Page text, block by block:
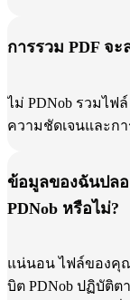
การรวม PDF จ
ไม่ PDNob รวมไฟ
ความชัดเจนและก
ข้อมูลของฉันปลอ
PDNob หรือไม่?
แน่นอน ไฟล์ของคุณ
บิต PDNob ปฏิบัติต